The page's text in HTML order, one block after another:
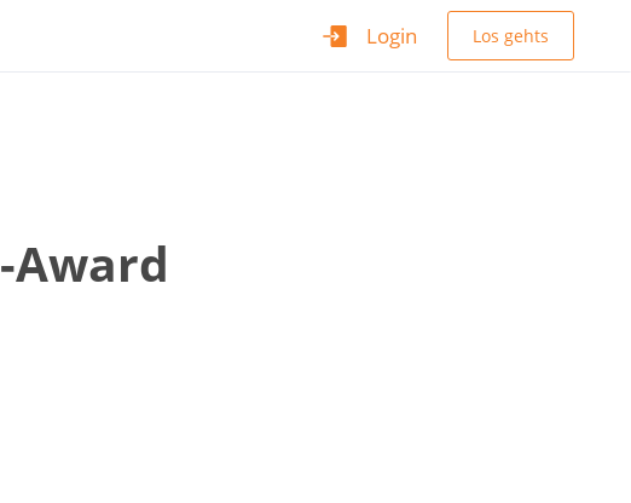
Login Los gehts
Award